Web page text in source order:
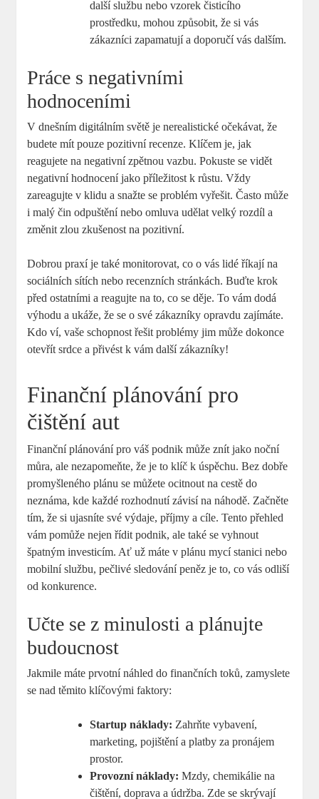
další službu nebo vzorek čisticího
prostředku, mohou způsobit, že si vás
zákazníci zapamatují a doporučí vás dalším.
Práce s negativními
hodnoceními
V dnešním digitálním světě je nerealistické očekávat, že
budete mít pouze pozitivní recenze. Klíčem je, jak
reagujete na negativní zpětnou vazbu. Pokuste se vidět
negativní hodnocení jako příležitost k růstu. Vždy
zareagujte v klidu a snažte se problém vyřešit. Často může
i malý čin odpuštění nebo omluva udělat velký rozdíl a
změnit zlou zkušenost na pozitivní.
Dobrou praxí je také monitorovat, co o vás lidé říkají na
sociálních sítích nebo recenzních stránkách. Buďte krok
před ostatními a reagujte na to, co se děje. To vám dodá
výhodu a ukáže, že se o své zákazníky opravdu zajímáte.
Kdo ví, vaše schopnost řešit problémy jim může dokonce
otevřít srdce a přivést k vám další zákazníky!
Finanční plánování pro
čištění aut
Finanční plánování pro váš podnik může znít jako noční
můra, ale nezapomeňte, že je to klíč k úspěchu. Bez dobře
promyšleného plánu se můžete ocitnout na cestě do
neznáma, kde každé rozhodnutí závisí na náhodě. Začněte
tím, že si ujasníte své výdaje, příjmy a cíle. Tento přehled
vám pomůže nejen řídit podnik, ale také se vyhnout
špatným investicím. Ať už máte v plánu mycí stanici nebo
mobilní službu, pečlivé sledování peněz je to, co vás odliší
od konkurence.
Učte se z minulosti a plánujte
budoucnost
Jakmile máte prvotní náhled do finančních toků, zamyslete
se nad těmito klíčovými faktory:
Startup náklady: Zahrňte vybavení,
marketing, pojištění a platby za pronájem
prostor.
Provozní náklady: Mzdy, chemikálie na
čištění, doprava a údržba. Zde se skrývají